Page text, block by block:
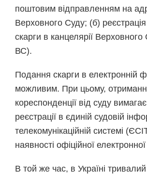
поштовим відправленням на
Верховного Суду; (б) реєстрація
скарги в канцелярії
ВС).
Подання скарги в електронній
можливим. При цьому,
кореспонденції від суду
реєстрації в єдиній судовій
телекомунікаційній системі
наявності офіційної
В той же час, в Україні